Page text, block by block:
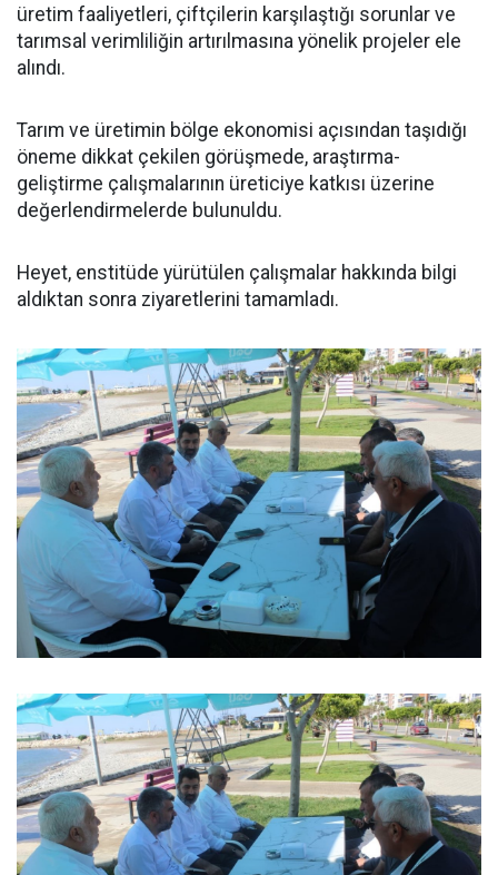
üretim faaliyetleri, çiftçilerin karşılaştığı sorunlar ve
tarımsal verimliliğin artırılmasına yönelik projeler ele
alındı.
Tarım ve üretimin bölge ekonomisi açısından taşıdığı
öneme dikkat çekilen görüşmede, araştırma-
geliştirme çalışmalarının üreticiye katkısı üzerine
değerlendirmelerde bulunuldu.
Heyet, enstitüde yürütülen çalışmalar hakkında bilgi
aldıktan sonra ziyaretlerini tamamladı.